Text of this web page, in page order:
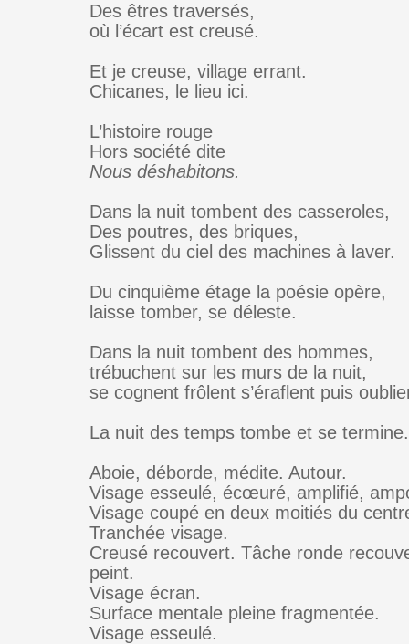
Des êtres traversés,
où l’écart est creusé.
Et je creuse, village errant.
Chicanes, le lieu ici.
L’histoire rouge
Hors société dite
Nous déshabitons.
Dans la nuit tombent des casseroles,
Des poutres, des briques,
Glissent du ciel des machines à laver.
Du cinquième étage la poésie opère,
laisse tomber, se déleste.
Dans la nuit tombent des hommes,
trébuchent sur les murs de la nuit,
se cognent frôlent s’éraflent puis
La nuit des temps tombe et se termine.
Aboie, déborde, médite. Autour.
Visage esseulé, écœuré, amplifié,
Visage coupé en deux moitiés du
Tranchée visage.
Creusé recouvert. Tâche ronde
peint.
Visage écran.
Surface mentale pleine fragmentée.
Visage esseulé.